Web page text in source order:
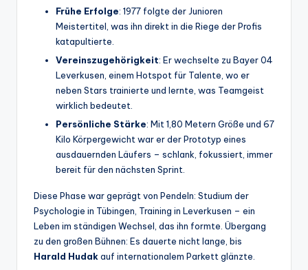
Frühe Erfolge: 1977 folgte der Junioren
Meistertitel, was ihn direkt in die Riege der Profis
katapultierte.
Vereinszugehörigkeit: Er wechselte zu Bayer 04
Leverkusen, einem Hotspot für Talente, wo er
neben Stars trainierte und lernte, was Teamgeist
wirklich bedeutet.
Persönliche Stärke: Mit 1,80 Metern Größe und 67
Kilo Körpergewicht war er der Prototyp eines
ausdauernden Läufers – schlank, fokussiert, immer
bereit für den nächsten Sprint.
Diese Phase war geprägt von Pendeln: Studium der
Psychologie in Tübingen, Training in Leverkusen – ein
Leben im ständigen Wechsel, das ihn formte. Übergang
zu den großen Bühnen: Es dauerte nicht lange, bis
Harald Hudakauf internationalem Parkett glänzte.